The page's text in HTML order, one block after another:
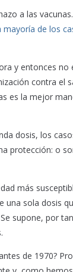
a las
mayoría de los
y entonces
contra
es la mejor
dosis, los
protección: o
más
una sola dosis
supone, por
de 1970?